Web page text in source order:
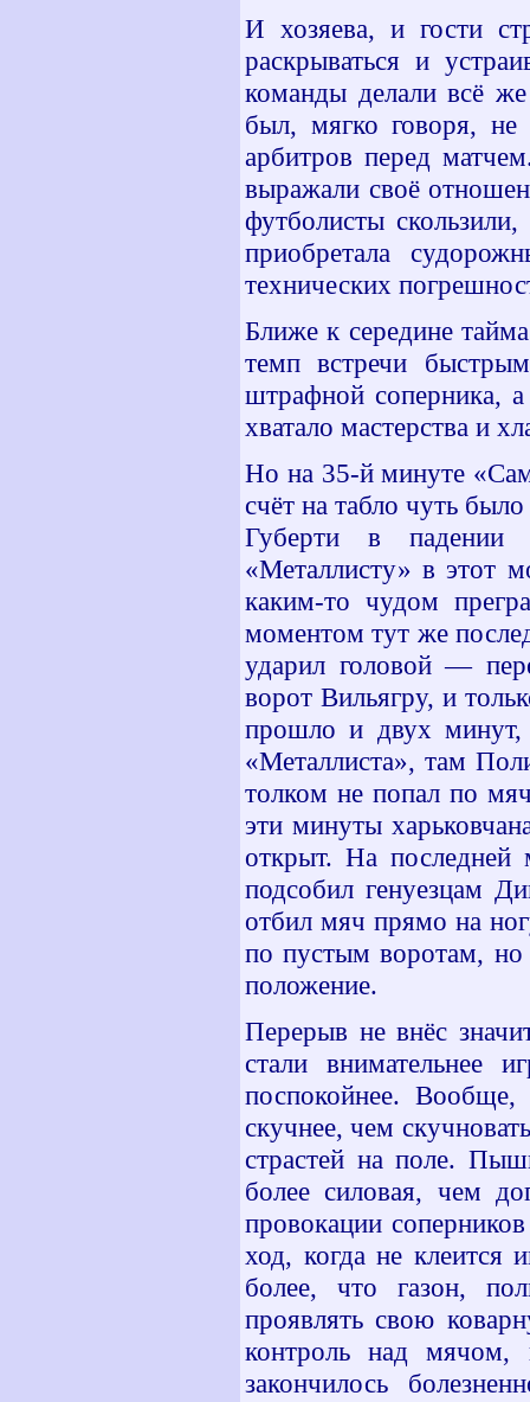
И хозяева, и гости
раскрываться и
команды делали всё
был, мягко говоря,
арбитров перед
выражали своё
футболисты
приобретала
технических
Ближе к середине
темп встречи
штрафной соперника,
хватало мастерства и
Но на 35-й минуте
счёт на табло чуть
Губерти в падении
«Металлисту» в этот
каким-то чудом
моментом тут же
ударил головой —
ворот Вильягру, и
прошло и двух минут,
«Металлиста», там
толком не попал по
эти минуты
открыт. На последней
подсобил генуезцам
отбил мяч прямо на
по пустым воротам, но
положение.
Перерыв не внёс
стали внимательнее
поспокойнее.
скучнее, чем
страстей на поле.
более силовая, чем
провокации
ход, когда не клеится
более, что газон,
проявлять свою
контроль над мячом,
закончилось